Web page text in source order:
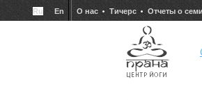
Ru En О нас Тичерс Отчеты о